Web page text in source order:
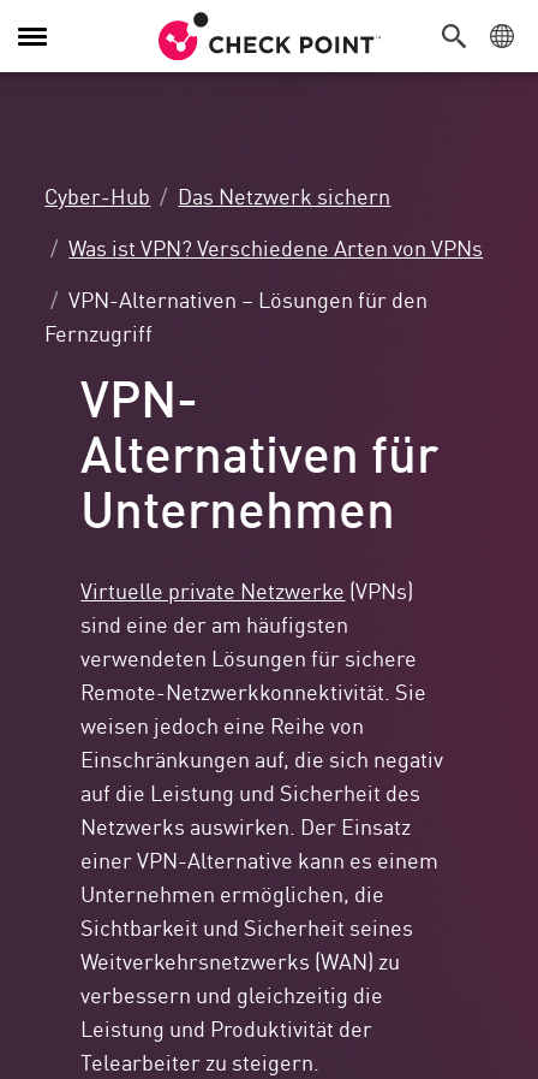
Navigation
umschalten
Cyber-Hub
Das Netzwerk sichern
Was ist VPN? Verschiedene Arten von VPNs
VPN-Alternativen – Lösungen für den
Fernzugriff
VPN-
Alternativen für
Unternehmen
Virtuelle private Netzwerke (VPNs)
sind eine der am häufigsten
verwendeten Lösungen für sichere
Remote-Netzwerkkonnektivität. Sie
weisen jedoch eine Reihe von
Einschränkungen auf, die sich negativ
auf die Leistung und Sicherheit des
Netzwerks auswirken. Der Einsatz
einer VPN-Alternative kann es einem
Unternehmen ermöglichen, die
Sichtbarkeit und Sicherheit seines
Weitverkehrsnetzwerks (WAN) zu
verbessern und gleichzeitig die
Leistung und Produktivität der
Telearbeiter zu steigern.